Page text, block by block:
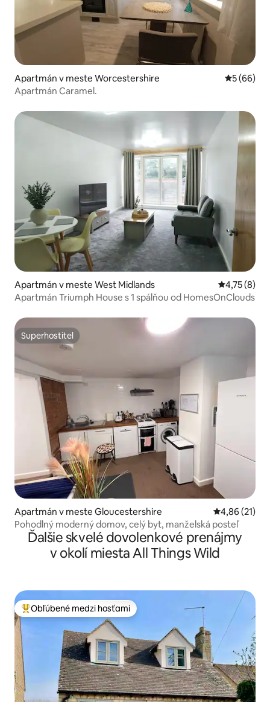
Apartmán v meste Worcestershire
5 (66)
Apartmán Caramel.
Apartmán v meste West Midlands Priemerné
4,75 (8)
Apartmán Triumph House s 1 spálňou od HomesOnClouds
Superhostiteľ
Superhostiteľ
Apartmán v meste Gloucestershire Priemerné
4,86 (21)
Pohodlný moderný domov, celý byt, manželská posteľ
Ďalšie skvelé dovolenkové prenájmy
v okolí miesta All Things Wild
Najobľúbenejšie medzi hosťami
Obľúbené medzi hosťami